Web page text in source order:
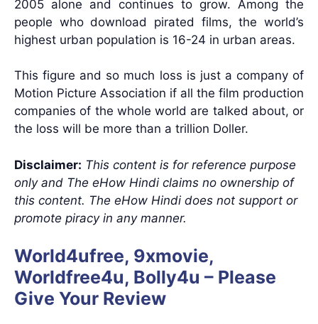
2005 alone and continues to grow. Among the
people who download pirated films, the world’s
highest urban population is 16-24 in urban areas.
This figure and so much loss is just a company of
Motion Picture Association if all the film production
companies of the whole world are talked about, or
the loss will be more than a trillion Doller.
Disclaimer: This content is for reference purpose
only and The eHow Hindi claims no ownership of
this content. The eHow Hindi does not support or
promote piracy in any manner.
World4ufree, 9xmovie,
Worldfree4u, Bolly4u – Please
Give Your Review